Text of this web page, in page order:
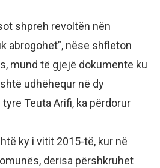
shpreh revoltën nën
abrogohet”, nëse shfleton
mund të gjejë dokumente ku
udhëhequr në dy
Teuta Arifi, ka përdorur
ky i vitit 2015-të, kur në
derisa përshkruhet